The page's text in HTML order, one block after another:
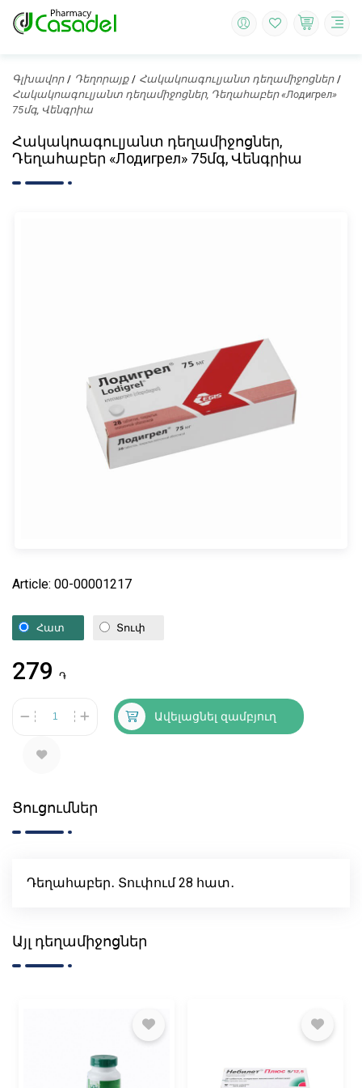
Գլխավոր Դեղորայք
Հակակոագուլյանտ դեղամիջոցներ
Հակակոագուլյանտ դեղամիջոցներ, Դեղահաբեր «Лодигрел»
75մգ, Վենգրիա
Հակակոագուլյանտ դեղամիջոցներ,
Դեղահաբեր «Лодигрел» 75մգ, Վենգրիա
Article: 00-00001217
Հատ Տուփ
279 ֏
Ավելացնել զամբյուղ
Ցուցումներ
Դեղահաբեր․ Տուփում 28 հատ․
Այլ դեղամիջոցներ